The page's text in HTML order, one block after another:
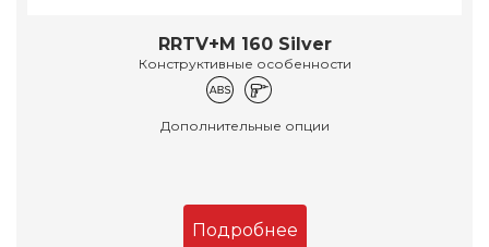
RRTV+M 160 Silver
Конструктивные особенности
Дополнительные опции
Подробнее